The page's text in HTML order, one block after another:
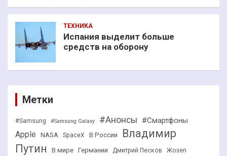
ТЕХНИКА
Испания выделит больше
средств на оборону
Метки
#Samsung #Samsung Galaxy #Анонсы #Смартфоны
Apple NASA SpaceX В России
Владимир
Путин
В мире Германии Дмитрий Песков
Жозеп